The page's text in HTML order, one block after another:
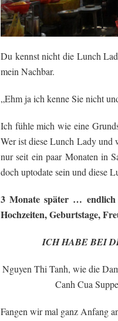
Du kennst nicht die Lunch
mein Nachbar.
„Ehm ja ich kenne Sie nicht
Ich fühle mich wie eine
Wer ist diese Lunch Lady und
nur seit ein paar Monaten in
doch uptodate sein und diese
3 Monate später … endlich
Hochzeiten, Geburtstage,
ICH HABE BEI
Nguyen Thi Tanh, wie die
Canh Cua Suppe
Fangen wir mal ganz Anfang